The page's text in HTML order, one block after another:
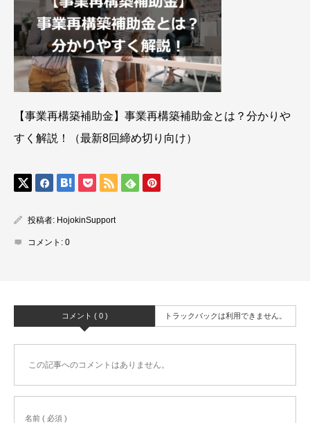
【事業再構築補助金】事業再構築補助金とは？分かりや
すく解説！（最新8回締め切り向け）
投稿者: HojokinSupport
コメント: 0
コメント ( 0 ) トラックバックは利用できません。
この記事へのコメントはありません。
名前 ( 必須 )